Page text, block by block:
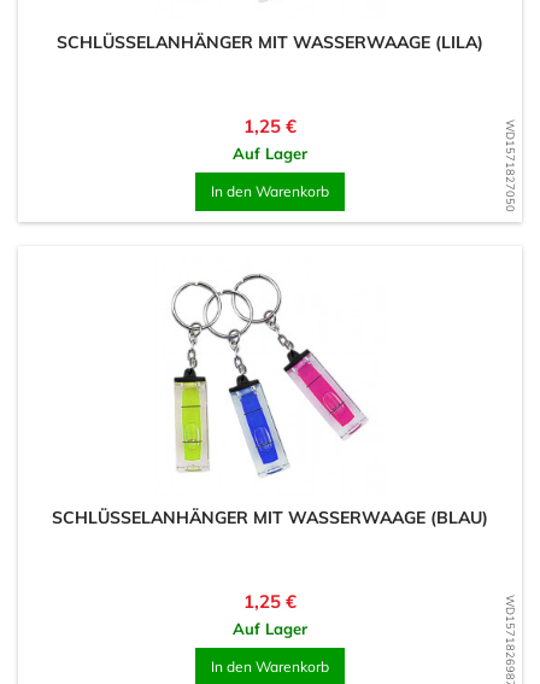
WD1571827050
SCHLÜSSELANHÄNGER MIT WASSERWAAGE (LILA)
Preis
1,25 €
Auf Lager
In den Warenkorb
WD1571826987
SCHLÜSSELANHÄNGER MIT WASSERWAAGE (BLAU)
Preis
1,25 €
Auf Lager
In den Warenkorb